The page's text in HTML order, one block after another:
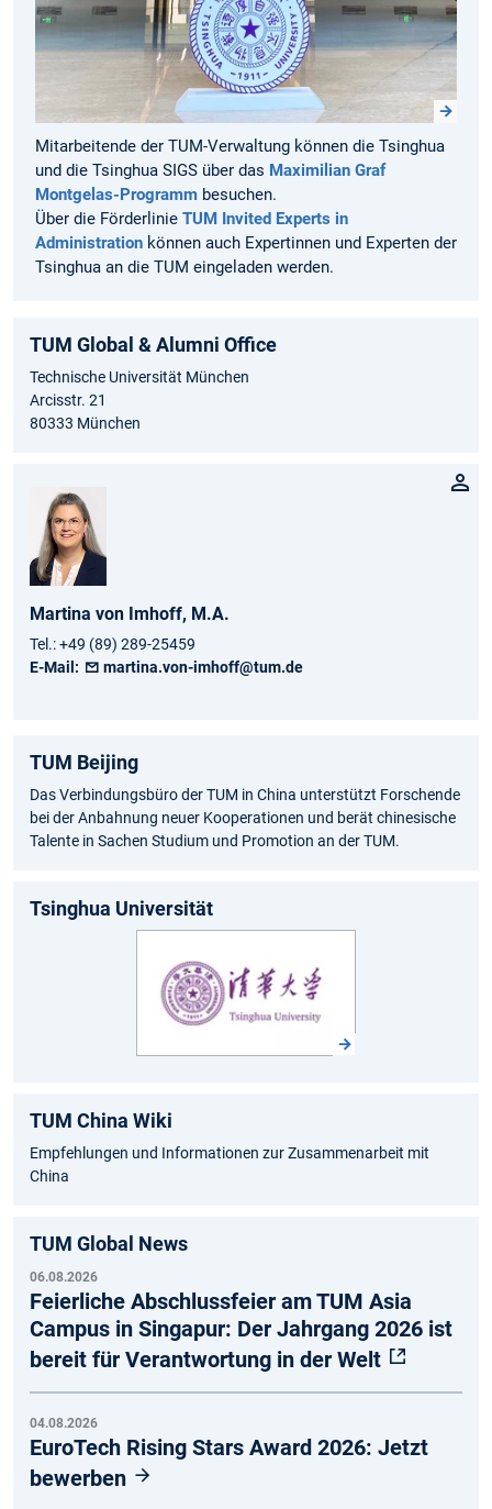
Mitarbeitende der TUM-Verwaltung können die Tsinghua
und die Tsinghua SIGS über das Maximilian Graf
Montgelas-Programm besuchen.
Über die Förderlinie TUM Invited Experts in
Administration können auch Expertinnen und Experten der
Tsinghua an die TUM eingeladen werden.
TUM Global & Alumni Office
Technische Universität München
Arcisstr. 21
80333 München
Martina von Imhoff, M.A.
Tel.:+49 (89) 289-25459
E-Mail:
martina.von-imhoff@tum.de
TUM Beijing
Das Verbindungsbüro der TUM in China unterstützt Forschende
bei der Anbahnung neuer Kooperationen und berät chinesische
Talente in Sachen Studium und Promotion an der TUM.
Tsinghua Universität
TUM China Wiki
Empfehlungen und Informationen zur Zusammenarbeit mit
China
TUM Global News
06.08.2026
Feierliche Abschlussfeier am TUM Asia
Campus in Singapur: Der Jahrgang 2026 ist
bereit für Verantwortung in der Welt
04.08.2026
EuroTech Rising Stars Award 2026: Jetzt
bewerben